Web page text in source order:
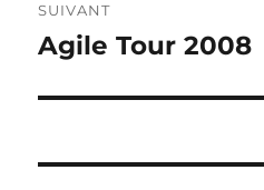
SUIVANT
Publication
Agile Tour 2008